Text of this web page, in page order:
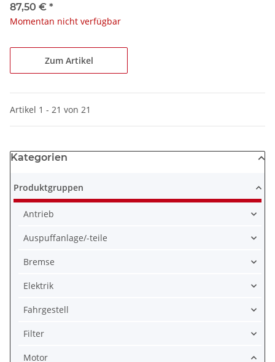
Triple 675 R ABS
87,50 € *
Momentan nicht verfügbar
Zum Artikel
Artikel 1 - 21 von 21
Kategorien
Produktgruppen
Antrieb
Auspuffanlage/-teile
Bremse
Elektrik
Fahrgestell
Filter
Motor